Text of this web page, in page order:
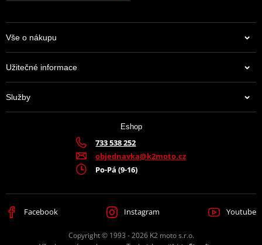
Vše o nákupu
Užitečné informace
Služby
Eshop
733 538 252
objednavka@k2moto.cz
Po-Pá (9-16)
Facebook Instagram Youtube
Copyright © 1993 - 2026 K2 moto s.r.o.